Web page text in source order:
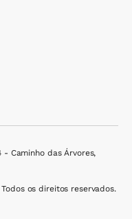
- Caminho das Árvores,
os direitos reservados.